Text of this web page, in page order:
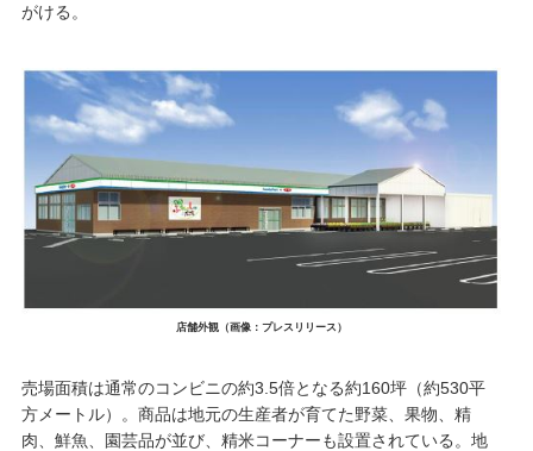
がける。
店舗外観（画像：プレスリリース）
売場面積は通常のコンビニの約3.5倍となる約160坪（約530平
方メートル）。商品は地元の生産者が育てた野菜、果物、精
肉、鮮魚、園芸品が並び、精米コーナーも設置されている。地